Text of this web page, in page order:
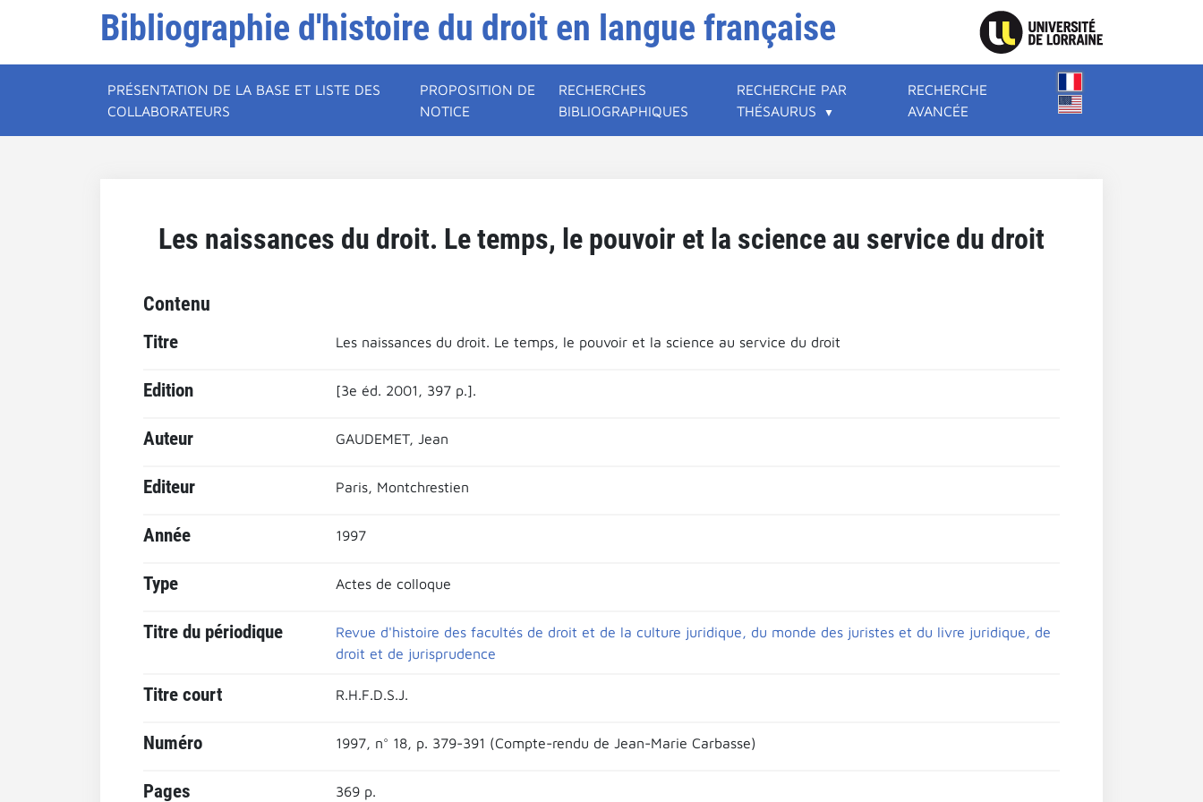
Bibliographie d'histoire du droit en langue française
PRÉSENTATION DE LA BASE ET LISTE DES
COLLABORATEURS
PROPOSITION DE
NOTICE
RECHERCHES
BIBLIOGRAPHIQUES
RECHERCHE PAR
THÉSAURUS
RECHERCHE
AVANCÉE
Les naissances du droit. Le temps, le pouvoir et la science au service du droit
Contenu
Titre Les naissances du droit. Le temps, le pouvoir et la science au service du droit
Edition [3e éd. 2001, 397 p.].
Auteur GAUDEMET, Jean
Editeur Paris, Montchrestien
Année 1997
Type Actes de colloque
Titre du périodique
Revue d'histoire des facultés de droit et de la culture juridique, du monde des juristes et du livre juridique, de
droit et de jurisprudence
Titre court R.H.F.D.S.J.
Numéro 1997, n° 18, p. 379-391 (Compte-rendu de Jean-Marie Carbasse)
Pages 369 p.